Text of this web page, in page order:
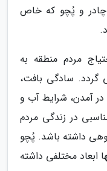
چادر و پُچو که خاص
مردم منطقه به
گردد. سادگی بافت،
آمدن، شرایط آب و
در زندگی مردم
داشته باشد. پُچو
ابعاد مختلفی داشته